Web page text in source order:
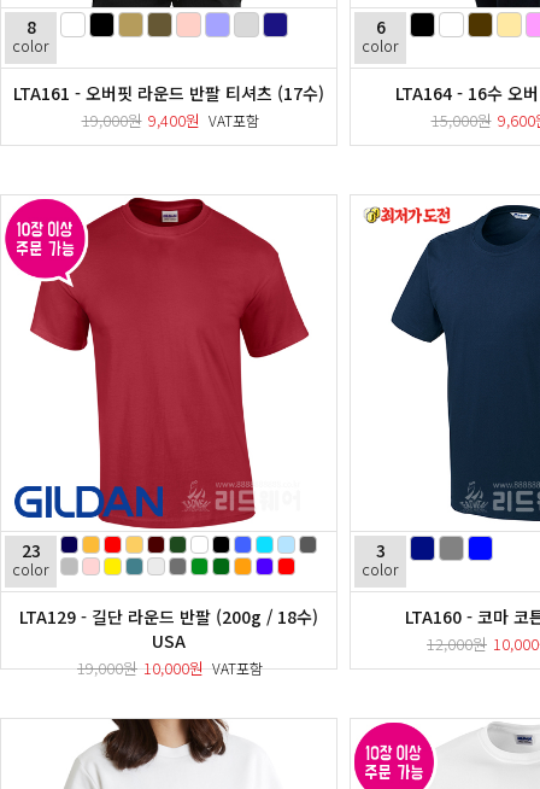
8
color
LTA161 - 오버핏 라운드 반팔 티셔츠 (17수)
19,000원 9,400원 VAT포함
6
color
LTA164 - 16수 오
15,000원
23
color
LTA129 - 길단 라운드 반팔 (200g / 18수)
USA
19,000원 10,000원VAT포함
3
color
LTA160 - 코마 코
12,000원